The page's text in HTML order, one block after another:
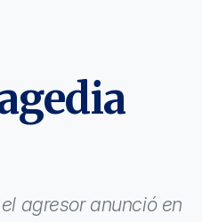
agresor anunció en